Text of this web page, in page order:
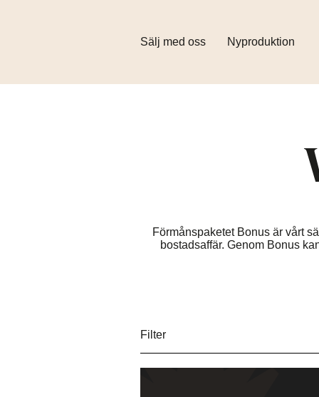
Sälj med oss Nyproduktion
Förmånspaketet Bonus är vårt
bostadsaffär. Genom Bonus
Filter